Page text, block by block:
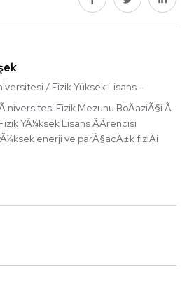
/ Fizik Yüksek Lisans -
niversitesi Fizik Mezunu BoÄaziÃ§i Ã
YÃ¼ksek Lisans ÃÄrencisi
enerji ve parÃ§acÄ±k fiziÄi